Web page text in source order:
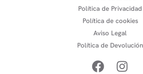
Política de Privacidad
Política de cookies
Aviso Legal
Política de Devolución